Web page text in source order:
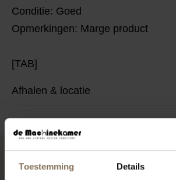
Toestemming Details
Conditie: Goed
Opmerkingen: Marge product
[TAB]
Afhalen & locatie
RECENT BEKEKEN